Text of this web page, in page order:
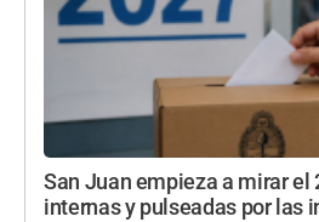
San Juan empieza a mirar el
internas y pulseadas por las